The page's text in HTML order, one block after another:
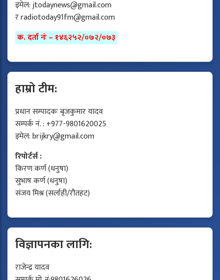
इमेल:jtodaynews@gmail.com
रradiotoday91fm@gmail.com
क. दर्ता नंः – १४६२५२/०७२/०७३
हाम्रो टीम:
प्रधान सम्पादकः बृजकुमार यादव
सम्पर्क नं. : +977-9801620025
इमेल:brijkry@gmail.com
रिपोर्टर्स :
किरण कर्ण (धनुषा)
सुभाष कर्ण (धनुषा)
संजय मिश्र (सर्लाही/रौतहट)
विज्ञापनका लागि:
राजेन्द्र यादव